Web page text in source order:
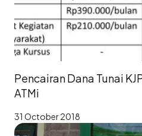
Pencairan Dana Tunai
ATMi
31 October 2018